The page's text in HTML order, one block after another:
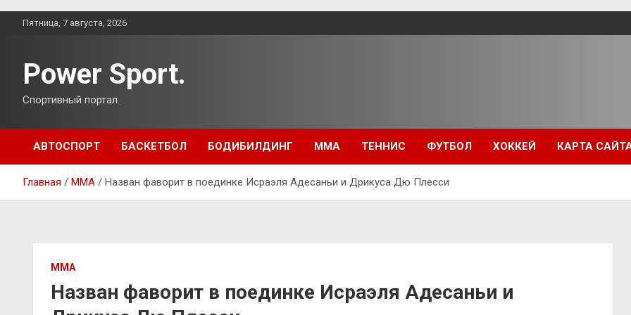
ПерейтиПятница, 7 августа, 2026
Power Sport.
Спортивный портал.
АВТОСПОРТ БАСКЕТБОЛ БОДИБИЛДИНГ ММА ТЕННИС ФУТБОЛ ХОККЕЙ КАРТА
Главная ММА Назван фаворит в поединке Исраэля Адесаньи и Дрикуса Дю Плесси
ММА
Назван фаворит в поединке Исраэля Адесаньи и